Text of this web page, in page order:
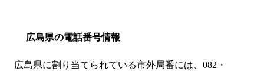
広島県の電話番号情報
広島県に割り当てられている市外局番には、082・